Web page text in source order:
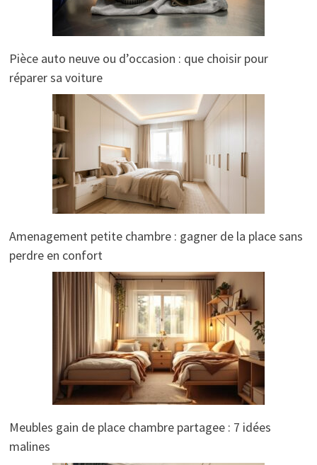
Pièce auto neuve ou d’occasion : que choisir pour
réparer sa voiture
Amenagement petite chambre : gagner de la place sans
perdre en confort
Meubles gain de place chambre partagee : 7 idées
malines